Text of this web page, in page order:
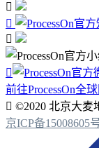




前往ProcessOn全
 ©2020 北京大麦
京ICP备15008605